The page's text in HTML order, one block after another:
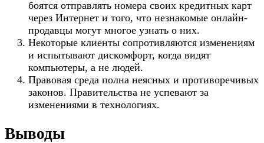
боятся отправлять номера своих кредитных карт
через Интернет и того, что незнакомые онлайн-
продавцы могут многое узнать о них.
Некоторые клиенты сопротивляются изменениям
и испытывают дискомфорт, когда видят
компьютеры, а не людей.
Правовая среда полна неясных и противоречивых
законов. Правительства не успевают за
изменениями в технологиях.
Выводы